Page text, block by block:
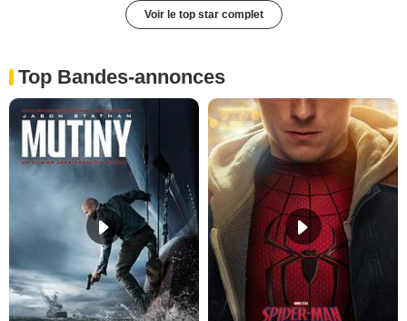
Voir le top star complet
Top Bandes-annonces